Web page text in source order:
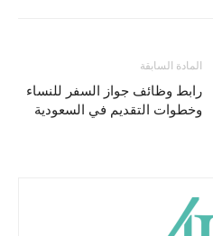
المادة السابقة
رابط وظائف جواز السفر للنساء
وخطوات التقديم في السعودية